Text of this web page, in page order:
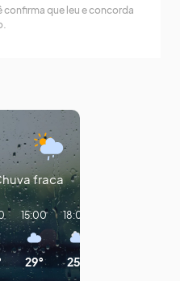
confirma que leu e concorda
fraca
15:00
29°
18:00
25°